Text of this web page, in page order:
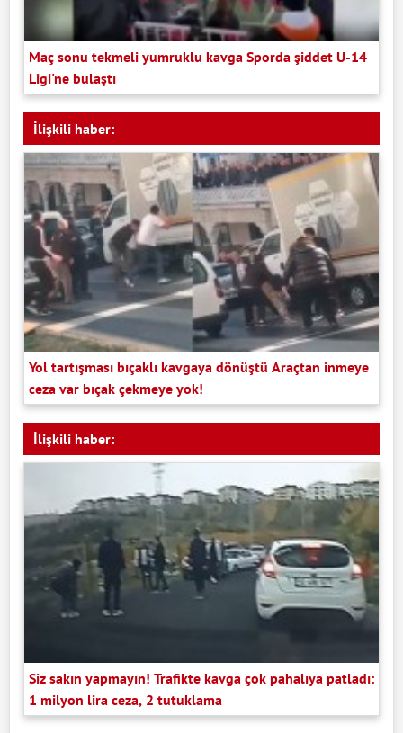
Maç sonu tekmeli yumruklu kavga Sporda şiddet U-14
Ligi'ne bulaştı
İlişkili haber:
Yol tartışması bıçaklı kavgaya dönüştü Araçtan inmeye
ceza var bıçak çekmeye yok!
İlişkili haber:
Siz sakın yapmayın! Trafikte kavga çok pahalıya patladı:
1 milyon lira ceza, 2 tutuklama